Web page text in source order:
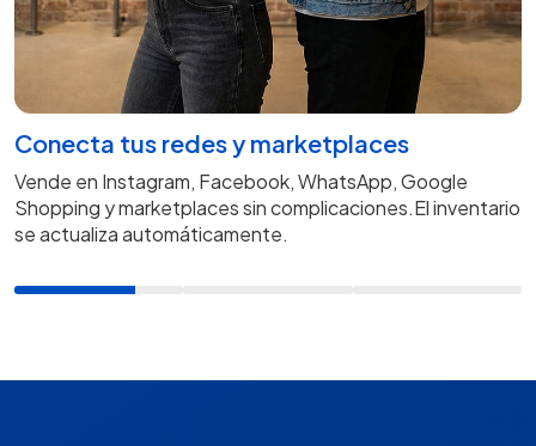
Conecta tus redes y marketplaces
Vende en Instagram, Facebook, WhatsApp, Google
Shopping y marketplaces sin complicaciones.El inventario
se actualiza automáticamente.